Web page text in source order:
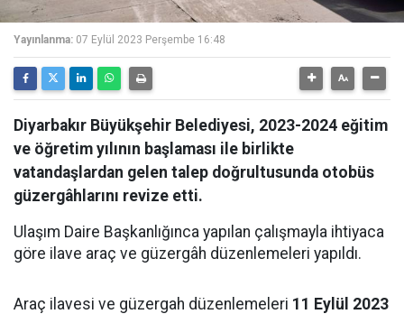
Yayınlanma: 07 Eylül 2023 Perşembe 16:48
Diyarbakır Büyükşehir Belediyesi, 2023-2024 eğitim
ve öğretim yılının başlaması ile birlikte
vatandaşlardan gelen talep doğrultusunda otobüs
güzergâhlarını revize etti.
Ulaşım Daire Başkanlığınca yapılan çalışmayla ihtiyaca
göre ilave araç ve güzergâh düzenlemeleri yapıldı.
Araç ilavesi ve güzergah düzenlemeleri 11 Eylül 2023